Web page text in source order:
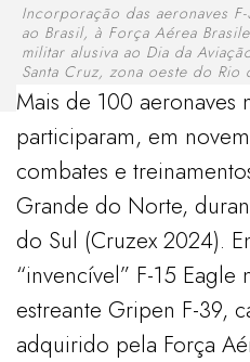
Incorporação das aeronaves
ao Brasil, à Força Aérea
militar alusiva ao Dia da
Santa Cruz, zona oeste do Rio
Rêgo/Agência Brasil
Mais de 100 aeronaves
participaram, em
combates e
Grande do Norte,
do Sul (Cruzex 2024).
“invencível” F-15
estreante Gripen F-39,
adquirido pela Força